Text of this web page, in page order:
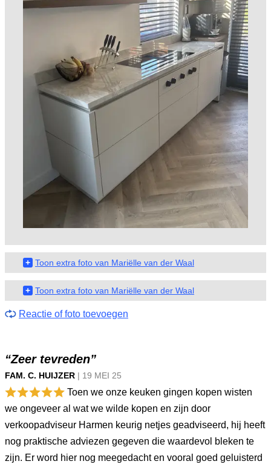
+ Toon extra foto van Mariëlle van der Waal
+ Toon extra foto van Mariëlle van der Waal
Reactie of foto toevoegen
“Zeer tevreden”
FAM. C. HUIJZER | 19 MEI 25
Toen we onze keuken gingen kopen wisten
we ongeveer al wat we wilde kopen en zijn door
verkoopadviseur Harmen keurig netjes geadviseerd, hij heeft
nog praktische adviezen gegeven die waardevol bleken te
zijn. Er word hier nog meegedacht en vooral goed geluisterd